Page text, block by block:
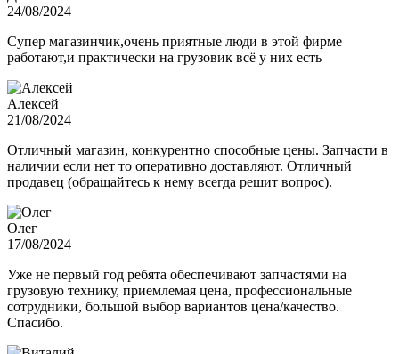
24/08/2024
Супер магазинчик,очень приятные люди в этой фирме
работают,и практически на грузовик всё у них есть
Алексей
21/08/2024
Отличный магазин, конкурентно способные цены. Запчасти в
наличии если нет то оперативно доставляют. Отличный
продавец (обращайтесь к нему всегда решит вопрос).
Олег
17/08/2024
Уже не первый год ребята обеспечивают запчастями на
грузовую технику, приемлемая цена, профессиональные
сотрудники, большой выбор вариантов цена/качество.
Спасибо.